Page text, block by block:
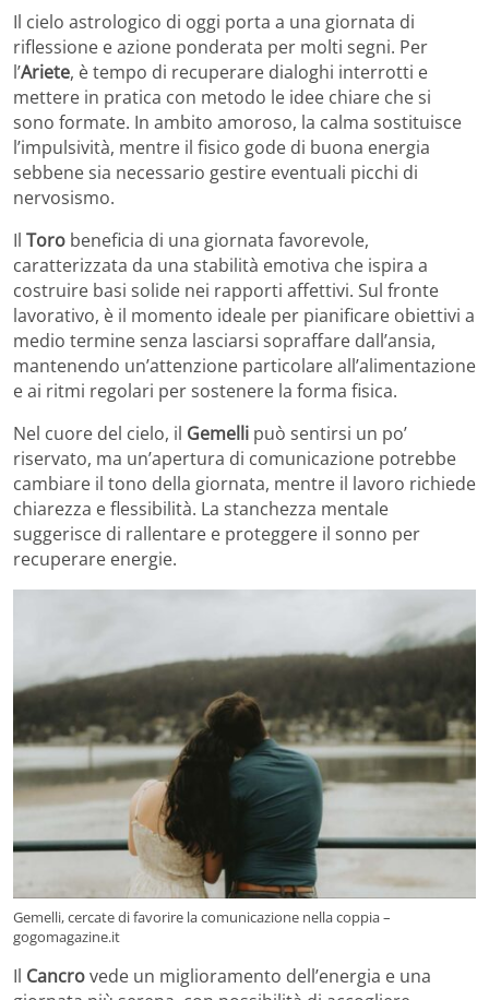
Il cielo astrologico di oggi porta a una giornata di
riflessione e azione ponderata per molti segni. Per
l’Ariete, è tempo di recuperare dialoghi interrotti e
mettere in pratica con metodo le idee chiare che si
sono formate. In ambito amoroso, la calma sostituisce
l’impulsività, mentre il fisico gode di buona energia
sebbene sia necessario gestire eventuali picchi di
nervosismo.
Il Toro beneficia di una giornata favorevole,
caratterizzata da una stabilità emotiva che ispira a
costruire basi solide nei rapporti affettivi. Sul fronte
lavorativo, è il momento ideale per pianificare obiettivi a
medio termine senza lasciarsi sopraffare dall’ansia,
mantenendo un’attenzione particolare all’alimentazione
e ai ritmi regolari per sostenere la forma fisica.
Nel cuore del cielo, il Gemelli può sentirsi un po’
riservato, ma un’apertura di comunicazione potrebbe
cambiare il tono della giornata, mentre il lavoro richiede
chiarezza e flessibilità. La stanchezza mentale
suggerisce di rallentare e proteggere il sonno per
recuperare energie.
Gemelli, cercate di favorire la comunicazione nella coppia –
gogomagazine.it
Il Cancrovede un miglioramento dell’energia e una